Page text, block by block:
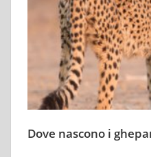
Dove nascono i